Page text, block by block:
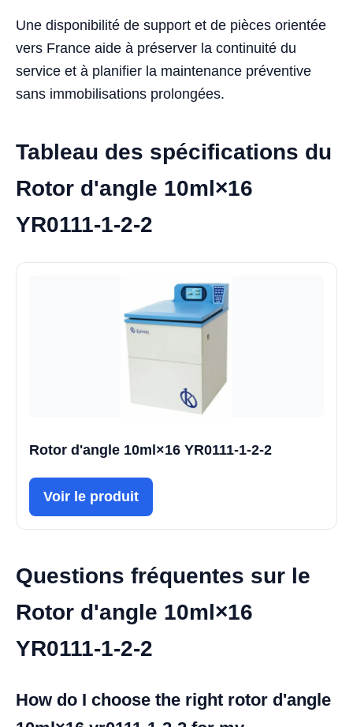
Une disponibilité de support et de pièces orientée
vers France aide à préserver la continuité du
service et à planifier la maintenance préventive
sans immobilisations prolongées.
Tableau des spécifications du
Rotor d'angle 10ml×16
YR0111-1-2-2
Rotor d'angle 10ml×16 YR0111-1-2-2
Voir le produit
Questions fréquentes sur le
Rotor d'angle 10ml×16
YR0111-1-2-2
How do I choose the right rotor d'angle